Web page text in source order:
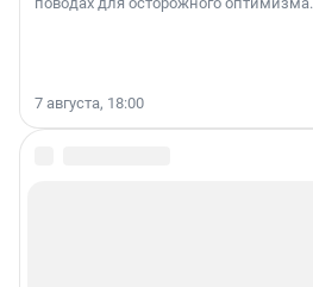
7 августа, 18:00